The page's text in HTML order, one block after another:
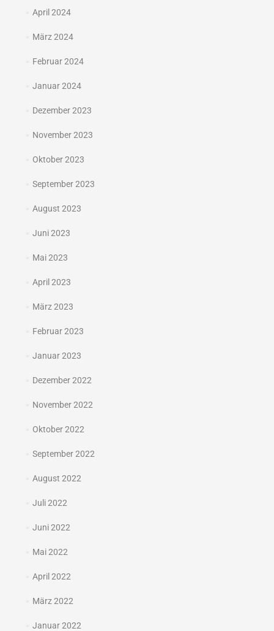
April 2024
März 2024
Februar 2024
Januar 2024
Dezember 2023
November 2023
Oktober 2023
September 2023
August 2023
Juni 2023
Mai 2023
April 2023
März 2023
Februar 2023
Januar 2023
Dezember 2022
November 2022
Oktober 2022
September 2022
August 2022
Juli 2022
Juni 2022
Mai 2022
April 2022
März 2022
Januar 2022